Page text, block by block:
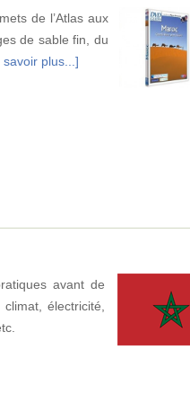
de l’Atlas aux
de sable fin, du
savoir plus...]
avant de
électricité,